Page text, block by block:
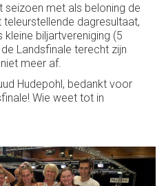
seizoen met als beloning de
dagresultaat,
biljartvereniging (5
Landsfinale terecht zijn
meer af.
Hudepohl, bedankt voor
Wie weet tot in